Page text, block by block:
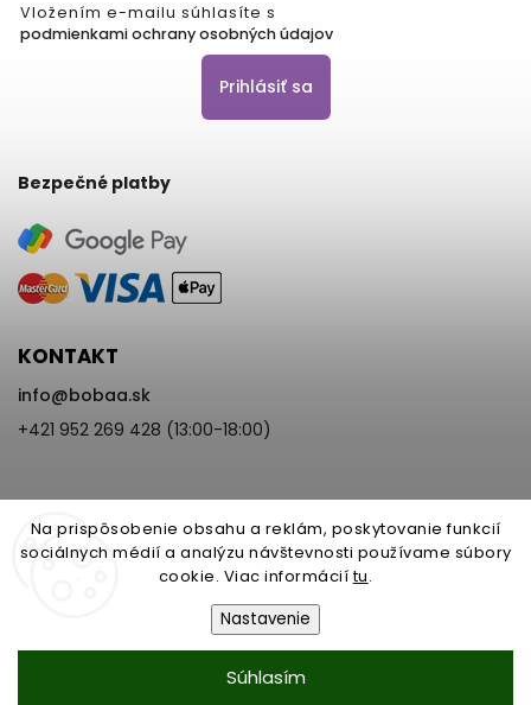
Na prispôsobenie obsahu a reklám, poskytovanie funkcií
sociálnych médií a analýzu návštevnosti používame súbory
cookie. Viac informáciítu.
Nastavenie
Súhlasím
Vložením e-mailu súhlasíte s
podmienkami ochrany osobných údajov
Prihlásiť sa
Bezpečné platby
KONTAKT
info@bobaa.sk
+421 952 269 428 (13:00-18:00)
Upraviť nastavenie cookies
Nastavenie | Úprava | Custom =
Netmedia s.r.o.